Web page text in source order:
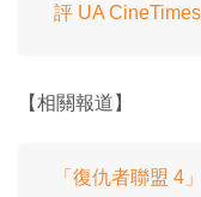
評 UA
【相關報道】
「復仇者聯盟 4